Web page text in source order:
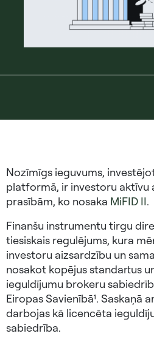
Nozīmīgs ieguvums,
platformā, ir investoru aktīvu
prasībām, ko nosaka MiFID II.
Finanšu instrumentu tirgu
tiesiskais regulējums, kura
investoru aizsardzību un
nosakot kopējus standartus
ieguldījumu brokeru
Eiropas Savienībā¹. Saskaņā
darbojas kā licencēta
sabiedrība.